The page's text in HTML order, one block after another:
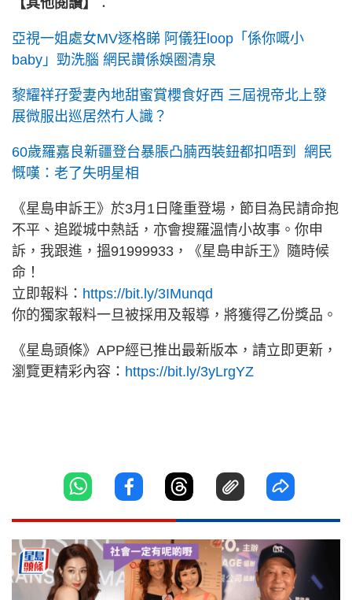
【其他閱讀】 ：
亞視一姐處女MV逐格睇 阿儀狂loop「係你嘅小
baby」勁洗腦 網民讚係娛圈清泉
黎耀祥孖愛妻內地甜蜜賞櫻食好西 三屆視帝北上發
展微服出巡居然冇人識？
60歲羅嘉良新疆登台暴脹凸腩西裝鈕都扣唔到 網民
慨嘆：老了失明星相
《星島申訴王》於3月1日隆重登場，節目為民請命抱
不平、追蹤城中熱話，亦會搜羅溫情小故事。你申
訴，我跟進，搵91999933，《星島申訴王》隨時候
命！
立即報料： https://bit.ly/3IMunqd
你的獨家報料一旦被採用及報導，將獲得乙份獎品。
《星島頭條》APP經已推出最新版本，請立即更新，
瀏覽更精彩內容： https://bit.ly/3yLrgYZ